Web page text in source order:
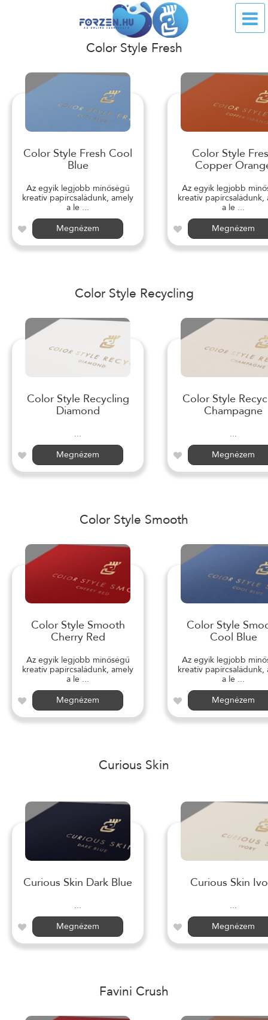
Color Style Fresh
Color Style Fresh Cool
Blue
Az egyik legjobb minőségű
kreatív papírcsaládunk, amely
a le ...
Megnézem
Color Style
Copper
Az egyik legjobb
kreatív papírcsaládunk,
a le ...
Megnézem
Color Style Recycling
Color Style Recycling
Diamond
...
Megnézem
Color Style
Champagne
...
Megnézem
Color Style Smooth
Color Style Smooth
Cherry Red
Az egyik legjobb minőségű
kreatív papírcsaládunk, amely
a le ...
Megnézem
Color Style
Cool Blue
Az egyik legjobb
kreatív papírcsaládunk,
a le ...
Megnézem
Curious Skin
Curious Skin Dark Blue
...
Megnézem
Curious Skin
...
Megnézem
Favini Crush